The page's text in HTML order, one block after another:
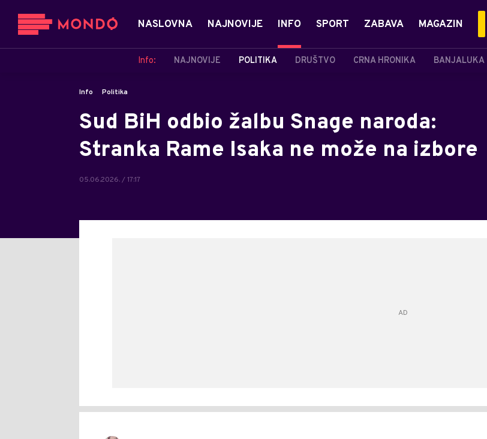
NASLOVNA NAJNOVIJE INFO
Info: NAJNOVIJE POLITIKA DRUŠTVO CRNA HRONIKA BANJALUKA
SPORT ZABAVA MAGAZIN
Info Politika
Sud BiH odbio žalbu Snage naroda:
Stranka Rame Isaka ne može na izbore
05.06.2026. / 17:17